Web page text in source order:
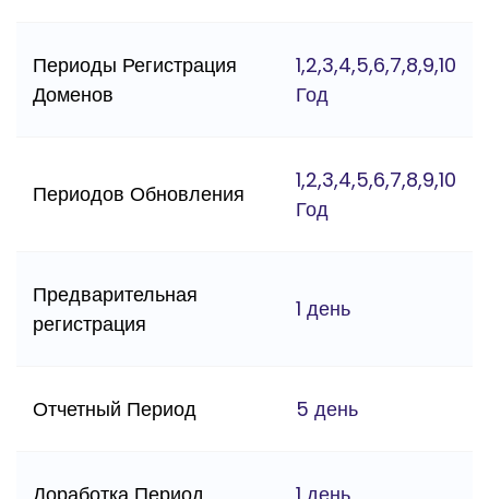
Периоды Регистрация
Доменов
1,2,3,4,5,6,7,8,9,10
Год
Периодов Обновления
1,2,3,4,5,6,7,8,9,10
Год
Предварительная
регистрация
1 день
Отчетный Период 5 день